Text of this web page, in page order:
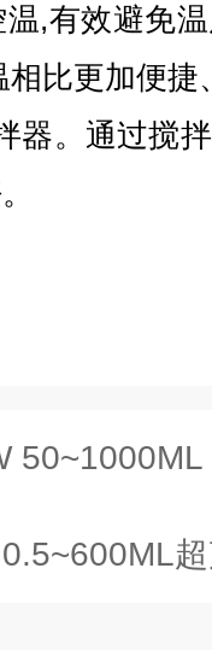
,有效避免
比更加便捷
器。通过搅